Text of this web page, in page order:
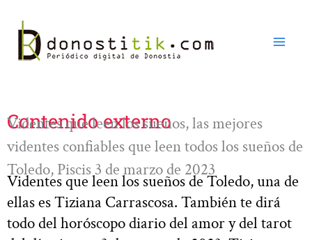
contenido
Contenido externo
Videntes que leen los sueños, las mejores
videntes confiables que leen todos los sueños de
Toledo, Piscis 3 de marzo de 2023
Videntes que leen los sueños de Toledo, una de
ellas es Tiziana Carrascosa. También te dirá
todo del horóscopo diario del amor y del tarot